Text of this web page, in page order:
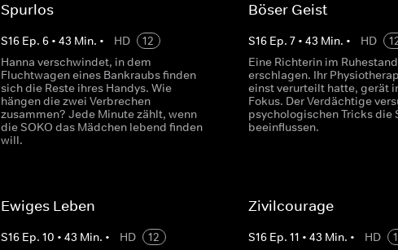
Spurlos
S16 Ep.6 •43 Min. • HD
12
Hanna verschwindet, in dem
Fluchtwagen eines Bankraubs finden
sich die Reste ihres Handys. Wie
hängen die zwei Verbrechen
zusammen? Jede Minute zählt, wenn
die SOKO das Mädchen lebend finden
will.
Böser Geist
S16 Ep. 7• 43 Min. • HD
Eine Richterin im
erschlagen. Ihr
einst verurteilt hatte, gerät
Fokus. Der Verdächtige
psychologischen Tricks die
beeinflussen.
Ewiges Leben
S16 Ep.10 •43 Min. • HD
12
Zivilcourage
S16 Ep. 11 • 43 Min. • HD